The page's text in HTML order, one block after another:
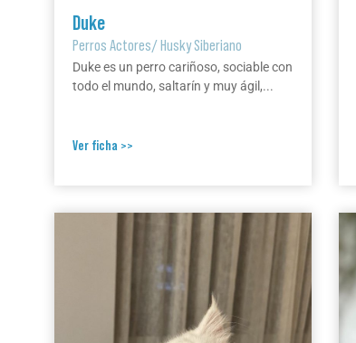
Duke
Perros Actores/Husky Siberiano
Duke es un perro cariñoso, sociable con
todo el mundo, saltarín y muy ágil,...
Ver ficha >>